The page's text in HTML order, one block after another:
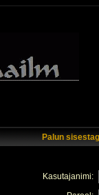
Palun
Kasutajanimi: